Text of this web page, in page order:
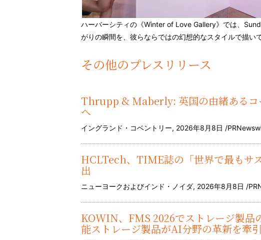
ハーバーシティの《Winter of Love Gallery》では、
がりの瞬間を、彼らならではの幻想的なスタイルで描い
その他のプレスリリース
Thrupp & Maberly: 英国の由緒あるコ
へ
イングランド・コベントリー, 2026年8月8日 /
HCLTech、TIME誌の「世界で最もサ
出
ニューヨークおよびインド・ノイダ, 2026年8月8日 /
KOWIN、FMS 2026でストレージ製品
能ストレージ製品がAI分野の革新を牽引